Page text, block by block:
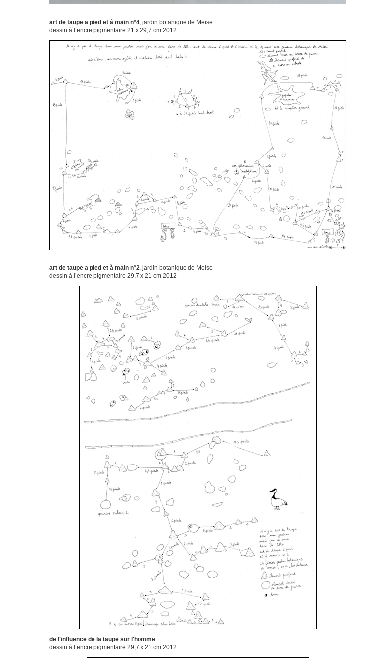
art de taupe a pied et à main n°4, jardin botanique de Meise
dessin à l’encre pigmentaire 21 x 29,7 cm 2012
art de taupe a pied et à main n°2, jardin botanique de Meise
dessin à l’encre pigmentaire 29,7 x 21 cm 2012
de l'influence de la taupe sur l'homme
dessin à l’encre pigmentaire 29,7 x 21 cm 2012